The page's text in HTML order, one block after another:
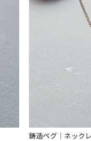
鋳造ペグ｜ネック